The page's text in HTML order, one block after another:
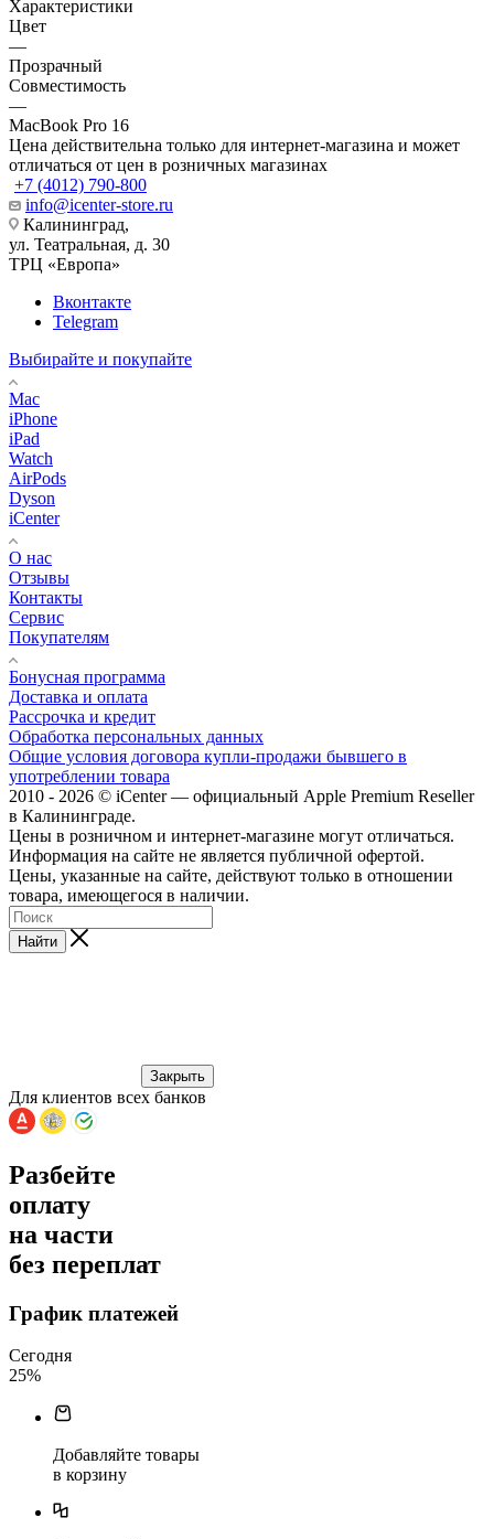
Характеристики
Цвет
—
Прозрачный
Совместимость
—
MacBook Pro 16
Цена действительна только для интернет-магазина и может
отличаться от цен в розничных магазинах
+7 (4012) 790-800
info@icenter-store.ru
Калининград,
ул. Театральная, д. 30
ТРЦ «Европа»
Вконтакте
Telegram
Выбирайте и покупайте
Mac
iPhone
iPad
Watch
AirPods
Dyson
iCenter
О нас
Отзывы
Контакты
Сервис
Покупателям
Бонусная программа
Доставка и оплата
Рассрочка и кредит
Обработка персональных данных
Общие условия договора купли-продажи бывшего в
употреблении товара
2010 - 2026 © iCenter — официальный Apple Premium Reseller
в Калининграде.
Цены в розничном и интернет-магазине могут отличаться.
Информация на сайте не является публичной офертой.
Цены, указанные на сайте, действуют только в отношении
товара, имеющегося в наличии.
Найти
Закрыть
Для клиентов всех банков
Разбейте
оплату
на части
без переплат
График платежей
Сегодня
25%
Добавляйте товары
в корзину